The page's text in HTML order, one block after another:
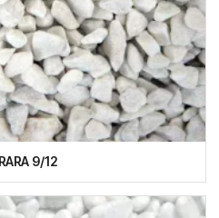
9/12